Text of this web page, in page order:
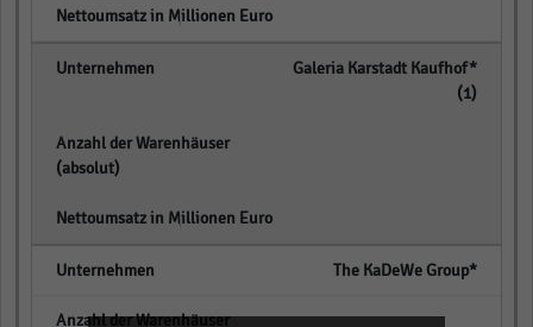
Galeria Karstadt Kaufhof*
(1)
The KaDeWe Group*
empty